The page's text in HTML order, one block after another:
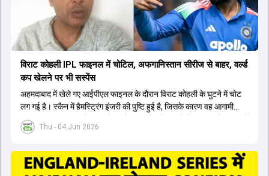
Thu - 04 Jun 2026
विराट कोहली IPL फाइनल में चोटिल, अफगानिस्तान सीरीज से बाहर, वर्ल्ड
कप खेलने पर भी सस्पेंस
अहमदाबाद में खेले गए आईपीएल फाइनल के दौरान विराट कोहली के घुटने में चोट
लग गई है। स्कैन में हैमस्ट्रिंग इंजरी की पुष्टि हुई है, जिसके कारण वह आगामी
अफगानिस्तान सीरीज से बाहर हो गए हैं। इस चोट से उबरने में सामान्य तौर पर 4 से
12 हफ्ते का समय लग सकता है, और अगर सर्जरी की जरूरत पड़ी तो 3 से 5 महीने
सेंटर ऑफ एक्सीलेंस जाएंगे। इस गंभीर चोट के कारण 14 जुलाई से शुरू होने वाले
इंग्लैंड दौरे और आगामी वर्ल्ड कप में उनके खेलने पर सस्पेंस बन गया है। दूसरी